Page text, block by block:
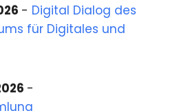
- Digital Dialog des
für Digitales und
-